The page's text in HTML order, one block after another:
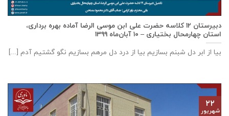
دبيرستان ١٢ كلاسه حضرت علی ابن موسی الرضا آماده بهره برداری،
استان چهارمحال بختياری – ۱۰ آبان‌ماه ۱۳۹۹
بیا از ابر دل شبنم بسازیم بیا از درد دل مرهم بسازیم نگو گشتیم آدم [...]
۲۲
شهریور